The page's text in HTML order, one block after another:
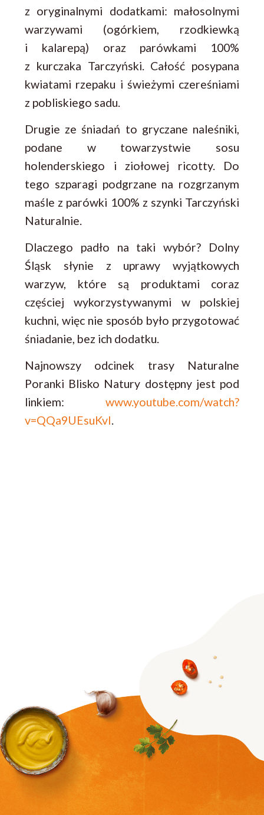
z oryginalnymi dodatkami: małosolnymi
warzywami (ogórkiem, rzodkiewką
i kalarepą) oraz parówkami 100%
z kurczaka Tarczyński. Całość posypana
kwiatami rzepaku i świeżymi czereśniami
z pobliskiego sadu.
Drugie ze śniadań to gryczane naleśniki,
podane w towarzystwie sosu
holenderskiego i ziołowej ricotty. Do
tego szparagi podgrzane na rozgrzanym
maśle z parówki 100% z szynki Tarczyński
Naturalnie.
Dlaczego padło na taki wybór? Dolny
Śląsk słynie z uprawy wyjątkowych
warzyw, które są produktami coraz
częściej wykorzystywanymi w polskiej
kuchni, więc nie sposób było przygotować
śniadanie, bez ich dodatku.
Najnowszy odcinek trasy Naturalne
Poranki Blisko Natury dostępny jest pod
linkiem: www.youtube.com/watch?
v=QQa9UEsuKvI.